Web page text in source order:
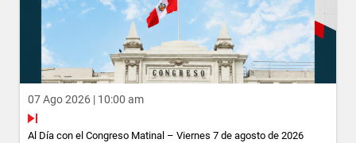
07 Ago 2026 | 10:00 am
Al Día con el Congreso Matinal – Viernes 7 de agosto de 2026